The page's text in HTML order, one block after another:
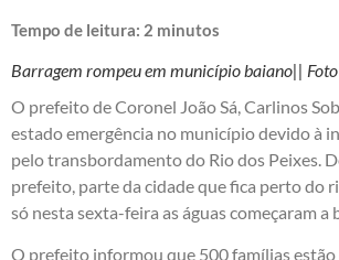
Tempo de leitura: 2 minutos
Barragem rompeu em município baiano||
O prefeito de Coronel João Sá, Carlinos
estado emergência no município devido à
pelo transbordamento do Rio dos Peixes.
prefeito, parte da cidade que fica perto do
só nesta sexta-feira as águas começaram a
O prefeito informou que 500 famílias estão